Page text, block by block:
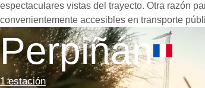
espectaculares vistas del trayecto. Otra razón
convenientemente accesibles en transporte
Perpiñán
1 estación